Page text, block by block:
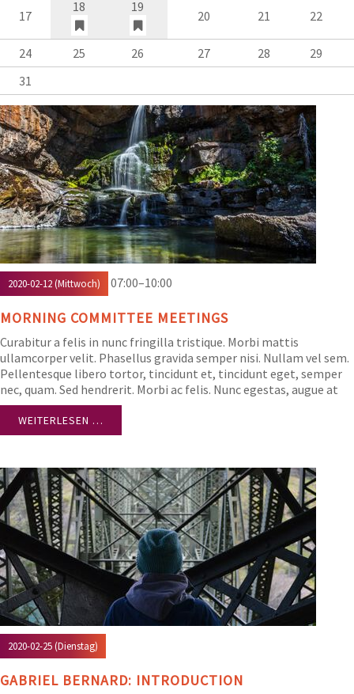
17
18 19
20 21 22
24 25 26 27 28
29
31
2020-02-12(Mittwoch) 07:00–10:00
MORNING COMMITTEE MEETINGS
Curabitur a felis in nunc fringilla tristique. Morbi mattis
ullamcorper velit. Phasellus gravida semper nisi. Nullam vel sem.
Pellentesque libero tortor, tincidunt et, tincidunt eget, semper
nec, quam. Sed hendrerit. Morbi ac felis. Nunc egestas, augue at
pellentesque laoreet.
WEITERLESEN …
2020-02-25(Dienstag)
GABRIEL BERNARD: INTRODUCTION